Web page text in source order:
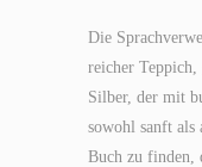
Die
reicher Teppich,
Silber, der mit
sowohl sanft als
Buch zu finden,